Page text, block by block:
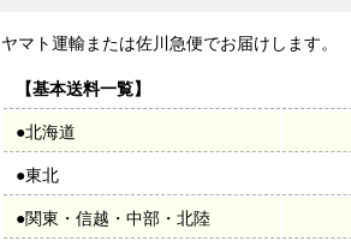
ヤマト運輸または佐川急便でお届けします。
【基本送料一覧】
●北海道
●東北
●関東・信越・中部・北陸